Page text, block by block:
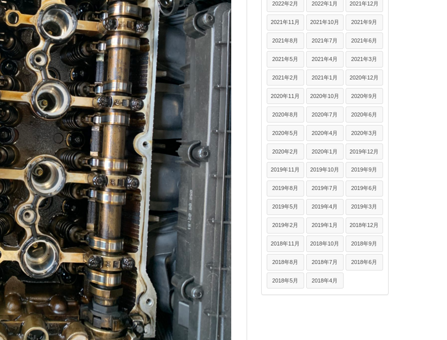
2022年2月 2022年1月 2021年12月
2021年11月 2021年10月 2021年9月
2021年8月 2021年7月 2021年6月
2021年5月 2021年4月 2021年3月
2021年2月 2021年1月 2020年12月
2020年11月 2020年10月 2020年9月
2020年8月 2020年7月 2020年6月
2020年5月 2020年4月 2020年3月
2020年2月 2020年1月 2019年12月
2019年11月 2019年10月 2019年9月
2019年8月 2019年7月 2019年6月
2019年5月 2019年4月 2019年3月
2019年2月 2019年1月 2018年12月
2018年11月 2018年10月 2018年9月
2018年8月 2018年7月 2018年6月
2018年5月 2018年4月